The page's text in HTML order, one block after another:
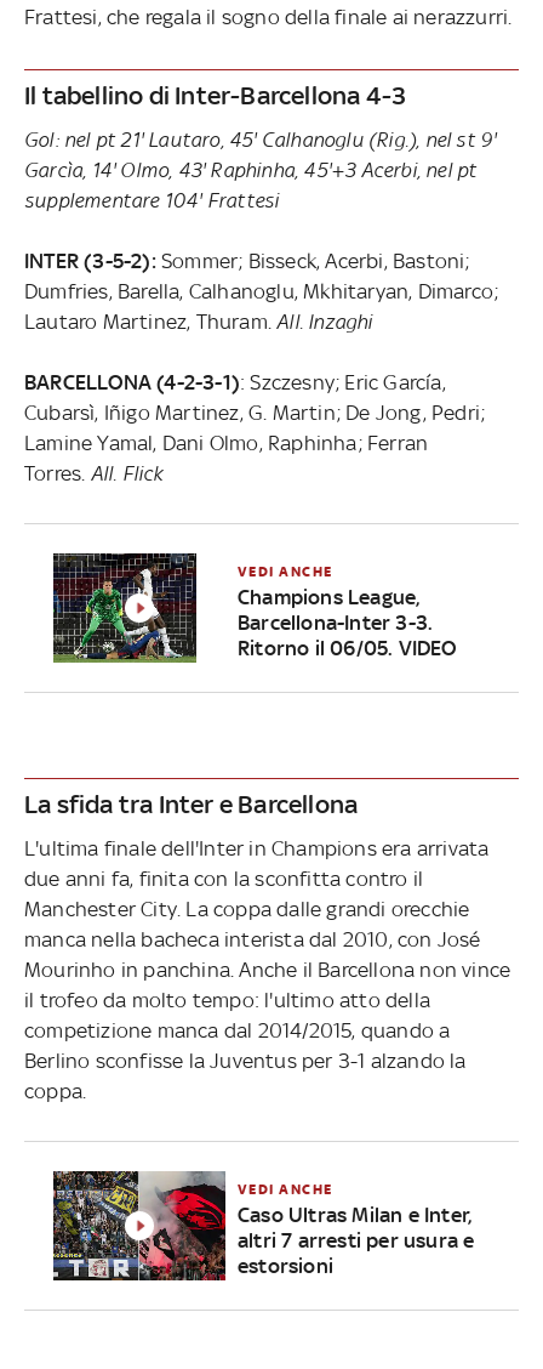
Frattesi, che regala il sogno della finale ai nerazzurri.
Il tabellino di Inter-Barcellona 4-3
Gol: nel pt 21' Lautaro, 45' Calhanoglu (Rig.), nel st 9'
Garcìa, 14' Olmo, 43' Raphinha, 45'+3 Acerbi, nel pt
supplementare 104' Frattesi
INTER (3-5-2):Sommer; Bisseck, Acerbi, Bastoni;
Dumfries, Barella, Calhanoglu, Mkhitaryan, Dimarco;
Lautaro Martinez, Thuram.All. Inzaghi
BARCELLONA (4-2-3-1): Szczesny; Eric García,
Cubarsì, Iñigo Martinez, G. Martin; De Jong, Pedri;
Lamine Yamal, Dani Olmo, Raphinha; Ferran
Torres. All. Flick
VEDI ANCHE
Champions League,
Barcellona-Inter 3-3.
Ritorno il 06/05. VIDEO
La sfida tra Inter e Barcellona
L'ultima finale dell'Inter in Champions era arrivata
due anni fa, finita con la sconfitta contro il
Manchester City. La coppa dalle grandi orecchie
manca nella bacheca interista dal 2010, con José
Mourinho in panchina. Anche il Barcellona non vince
il trofeo da molto tempo: l'ultimo atto della
competizione manca dal 2014/2015, quando a
Berlino sconfisse la Juventus per 3-1 alzando la
coppa.
VEDI ANCHE
Caso Ultras Milan e Inter,
altri 7 arresti per usura e
estorsioni